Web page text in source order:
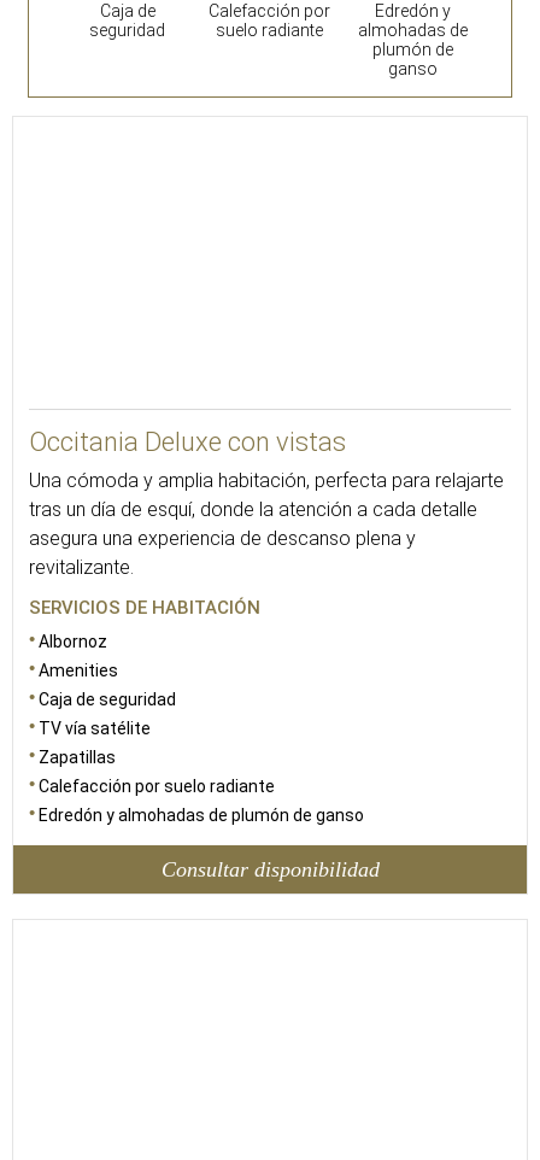
Caja de
seguridad
Calefacción por
suelo radiante
Edredón y
almohadas de
plumón de
ganso
Occitania Deluxe con vistas
Una cómoda y amplia habitación, perfecta para relajarte
tras un día de esquí, donde la atención a cada detalle
asegura una experiencia de descanso plena y
revitalizante.
SERVICIOS DE HABITACIÓN
Albornoz
Amenities
Caja de seguridad
TV vía satélite
Zapatillas
Calefacción por suelo radiante
Edredón y almohadas de plumón de ganso
Consultar disponibilidad